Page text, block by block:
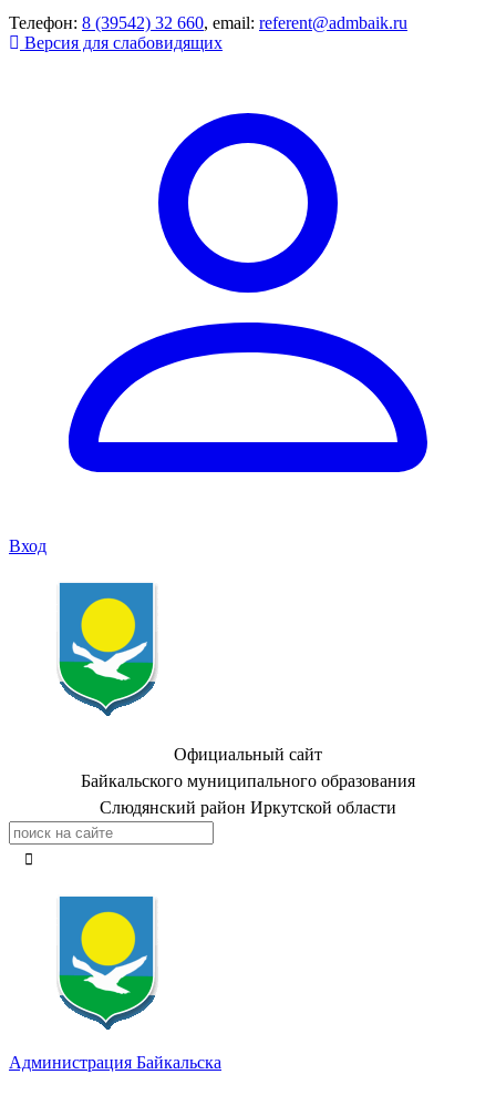
Телефон: 8 (39542) 32 660, email: referent@admbaik.ru
Версия для слабовидящих
Вход
Официальный сайт
Байкальского муниципального образования
Слюдянский район Иркутской области
Администрация Байкальска